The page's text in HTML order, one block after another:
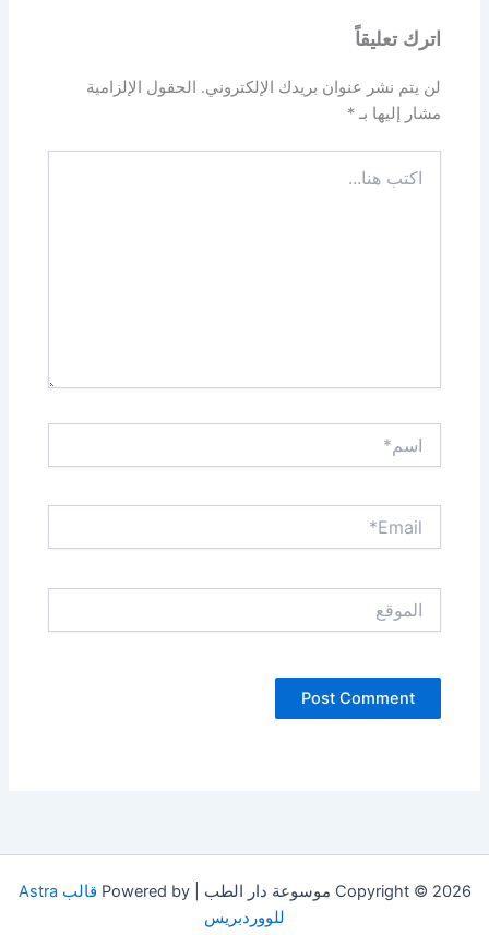
اترك تعليقاً
لن يتم نشر عنوان بريدك الإلكتروني. الحقول الإلزامية
مشار إليها بـ*
هنا...
Copyright © 2026 موسوعة دار الطب | Powered by
قالب Astra
للووردبريس